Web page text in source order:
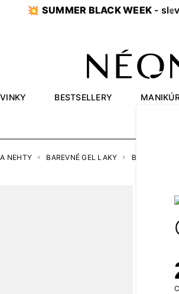
💥 SUMMER BLACK WEEK -
BESTSELLERY
NEHTY BAREVNÉ GEL LAKY BARVY